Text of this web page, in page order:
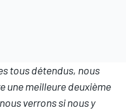
tous détendus, nous
une meilleure deuxième
verrons si nous y